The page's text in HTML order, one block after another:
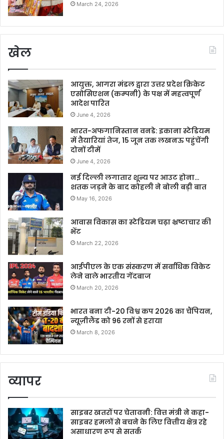
March 24, 2026
खेल
आयुक्त, आगरा मंडल द्वारा उत्तर प्रदेश क्रिकेट
एसोसिएशन (कम्पनी) के पक्ष में महत्वपूर्ण
आदेश पारित
June 4, 2026
भारत-अफगानिस्तान वनडे: इकाना स्टेडियम
में तैयारियां तेज, 15 जून तक लखनऊ पहुंचेंगी
दोनों टीमें
June 4, 2026
नई दिल्ली लगातार शून्य पर आउट होना…
शतक जड़ने के बाद कोहली ने बोली बड़ी बात
May 16, 2026
आवास विकास का स्टेडियम चढ़ा भ्रष्टाचार की
भेंट
March 22, 2026
आईपीएल के एक संस्करण में सर्वाधिक विकेट
लेने वाले भारतीय गेंदबाज
March 20, 2026
भारत बना टी-20 विश्व कप 2026 का चैंपियन,
न्यूज़ीलैंड को 96 रनों से हराया
March 8, 2026
व्यापर
साइबर खतरों पर चेतावनी: वित्त मंत्री ने कहा-
साइबर हमलों से बचने के लिए वित्तीय क्षेत्र रहे
असाधारण रूप से सतर्क